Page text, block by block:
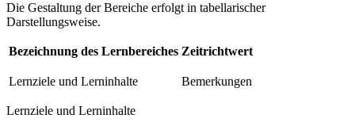
Die Gestaltung der Bereiche erfolgt in tabellarischer
Darstellungsweise.
Bezeichnung des Lernbereiches Zeitrichtwert
Lernziele und Lerninhalte Bemerkungen
Lernziele und Lerninhalte